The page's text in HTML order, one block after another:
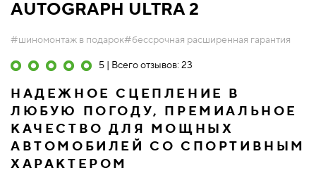
AUTOGRAPH ULTRA 2
#шиномонтаж в подарок#бессрочная расширенная гарантия
5 | Всего отзывов: 23
НАДЕЖНОЕ СЦЕПЛЕНИЕ В
ЛЮБУЮ ПОГОДУ, ПРЕМИАЛЬНОЕ
КАЧЕСТВО ДЛЯ МОЩНЫХ
АВТОМОБИЛЕЙ СО СПОРТИВНЫМ
ХАРАКТЕРОМ